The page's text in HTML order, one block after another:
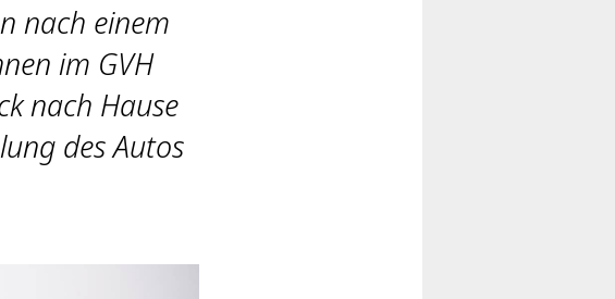
nach einem
im GVH
nach Hause
des Autos